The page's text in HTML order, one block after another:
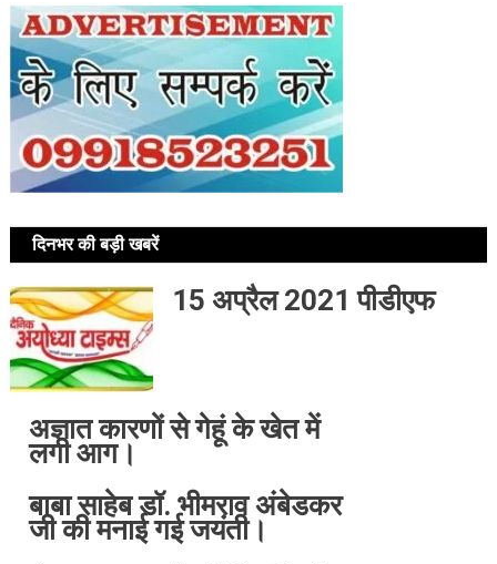
दिनभर की बड़ी खबरें
15 अप्रैल 2021 पीडीएफ
अज्ञात कारणों से गेहूं के खेत में
लगी आग।
बाबा साहेब डॉ. भीमराव अंबेडकर
जी की मनाई गई जयंती।